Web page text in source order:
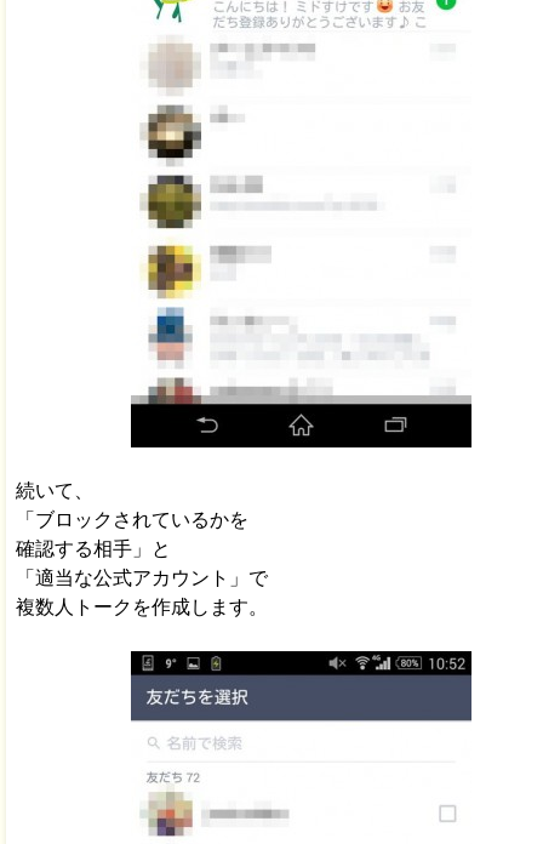
続いて、
「ブロックされているかを
確認する相手」と
「適当な公式アカウント」で
複数人トークを作成します。